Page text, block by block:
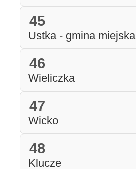
45
Ustka - gmina miejska
46
Wieliczka
47
Wicko
48
Klucze